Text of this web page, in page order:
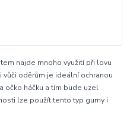
najde mnoho využití při lovu
oděrům je ideální ochranou
očko háčku a tím bude uzel
lze použít tento typ gumy i